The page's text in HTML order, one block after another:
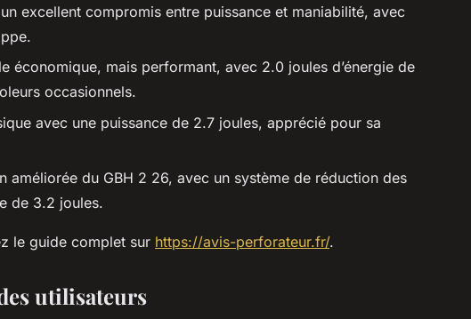
excellent compromis entre puissance et maniabilité, avec
économique, mais performant, avec 2.0 joules d’énergie de
occasionnels.
avec une puissance de 2.7 joules, apprécié pour sa
améliorée du GBH 2 26, avec un système de réduction des
de 3.2 joules.
le guide complet sur https://avis-perforateur.fr/.
utilisateurs